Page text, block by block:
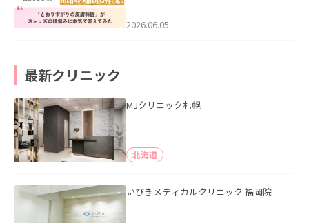
2026.06.05
最新クリニック
MJクリニック札幌
北海道
いびきメディカルクリニック 福岡院